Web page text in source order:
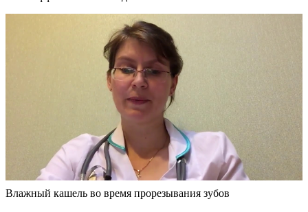
Влажный кашель во время прорезывания зубов